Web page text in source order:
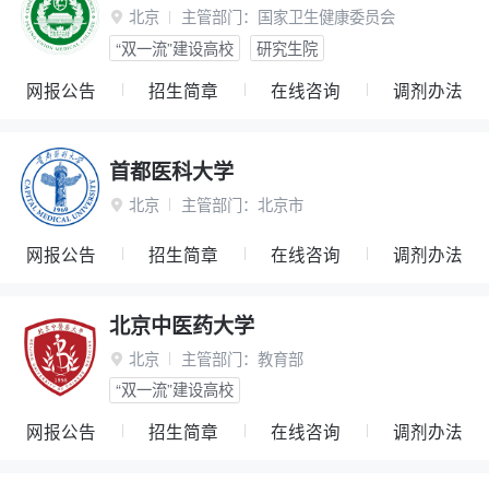
 北京 主管部门： 国家卫生健康委员会
“双一流”建设高校
研究生院
网报公告 招生简章 在线咨询 调剂办法
首都医科大学
 北京 主管部门： 北京市
网报公告 招生简章 在线咨询 调剂办法
北京中医药大学
 北京 主管部门： 教育部
“双一流”建设高校
网报公告 招生简章 在线咨询 调剂办法